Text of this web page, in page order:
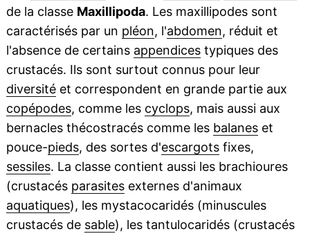
de la classe Maxillipoda. Les maxillipodes sont
caractérisés par un pléon, l'abdomen, réduit et
l'absence de certains appendicestypiques des
crustacés. Ils sont surtout connus pour leur
diversitéet correspondent en grande partie aux
copépodes, comme les cyclops, mais aussi aux
bernacles thécostracés comme les balaneset
pouce-pieds, des sortes d'escargotsfixes,
sessiles. La classe contient aussi les brachioures
(crustacés parasitesexternes d'animaux
aquatiques), les mystacocaridés (minuscules
crustacés de sable), les tantulocaridés (crustacés